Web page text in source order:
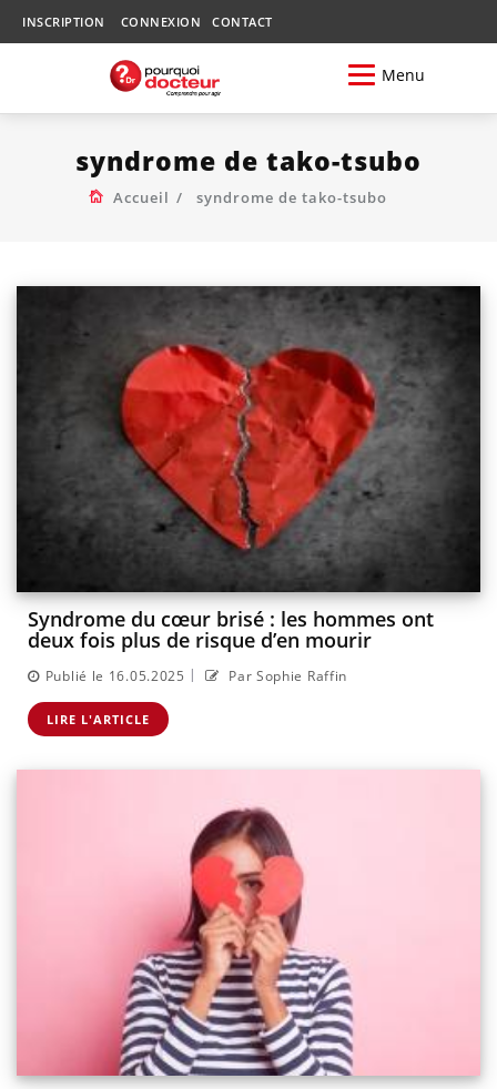
INSCRIPTION CONNEXION CONTACT
Menu
syndrome de tako-tsubo
Accueil syndrome de tako-tsubo
Syndrome du cœur brisé : les hommes ont
deux fois plus de risque d’en mourir
Publié le 16.05.2025 | Par Sophie Raffin
LIRE L'ARTICLE